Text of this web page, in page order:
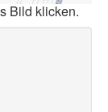
Bild klicken.